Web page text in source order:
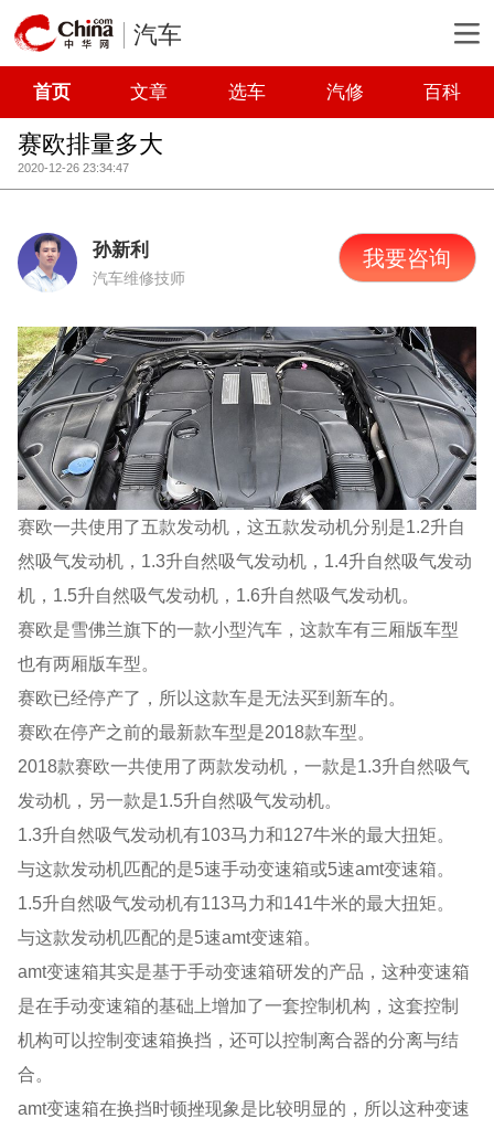
汽车
首页 文章 选车 汽修 百科
赛欧排量多大
2020-12-26 23:34:47
孙新利
汽车维修技师
我要咨询
赛欧一共使用了五款发动机，这五款发动机分别是1.2升自
然吸气发动机，1.3升自然吸气发动机，1.4升自然吸气发动
机，1.5升自然吸气发动机，1.6升自然吸气发动机。
赛欧是雪佛兰旗下的一款小型汽车，这款车有三厢版车型
也有两厢版车型。
赛欧已经停产了，所以这款车是无法买到新车的。
赛欧在停产之前的最新款车型是2018款车型。
2018款赛欧一共使用了两款发动机，一款是1.3升自然吸气
发动机，另一款是1.5升自然吸气发动机。
1.3升自然吸气发动机有103马力和127牛米的最大扭矩。
与这款发动机匹配的是5速手动变速箱或5速amt变速箱。
1.5升自然吸气发动机有113马力和141牛米的最大扭矩。
与这款发动机匹配的是5速amt变速箱。
amt变速箱其实是基于手动变速箱研发的产品，这种变速箱
是在手动变速箱的基础上增加了一套控制机构，这套控制
机构可以控制变速箱换挡，还可以控制离合器的分离与结
合。
amt变速箱在换挡时顿挫现象是比较明显的，所以这种变速